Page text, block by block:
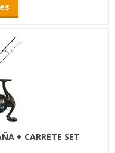
+ CARRETE SET